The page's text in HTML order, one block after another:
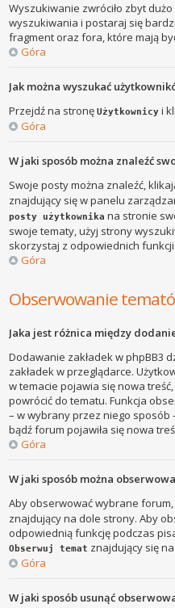
Wyszukiwanie zwróciło zbyt
wyszukiwania i postaraj się
fragment oraz fora, które mają
Góra
Jak można wyszukać
Przejdź na stronęUżytkownicy i
Góra
W jaki sposób można znaleźć
Swoje posty można znaleźć,
znajdujący się w panelu
posty użytkownika na stronie
swoje tematy, użyj strony
skorzystaj z odpowiednich funkcji.
Góra
Obserwowanie
Jaka jest różnica między
Dodawanie zakładek w phpBB3
zakładek w przeglądarce.
w temacie pojawia się nowa
powrócić do tematu. Funkcja
– w wybrany przez niego sposób
bądź forum pojawiła się nowa
Góra
W jaki sposób można
Aby obserwować wybrane
znajdujący na dole strony. Aby
odpowiednią funkcję podczas
Obserwuj temat znajdujący się
Góra
W jaki sposób usunąć